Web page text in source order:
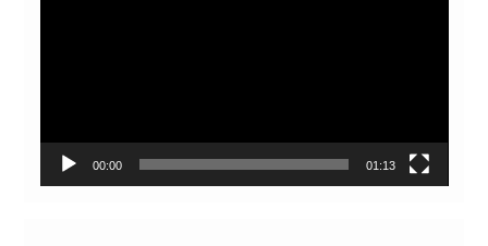
00:00 01:13